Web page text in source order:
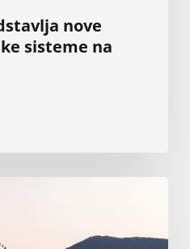
nove
sisteme na